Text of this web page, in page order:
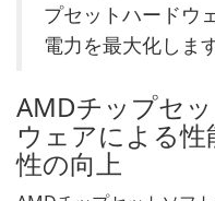
プセットハードウ
電力を最大化します
AMDチップセ
ウェアによる性
性の向上